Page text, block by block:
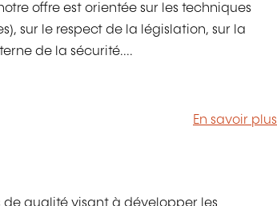
offre est orientée sur les techniques
sur le respect de la législation, sur la
de la sécurité....
En savoir plus
de qualité visant à développer les